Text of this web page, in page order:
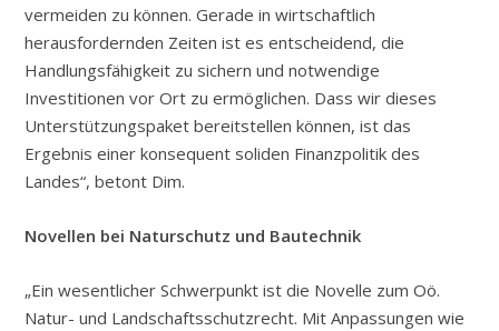
vermeiden zu können. Gerade in wirtschaftlich
herausfordernden Zeiten ist es entscheidend, die
Handlungsfähigkeit zu sichern und notwendige
Investitionen vor Ort zu ermöglichen. Dass wir dieses
Unterstützungspaket bereitstellen können, ist das
Ergebnis einer konsequent soliden Finanzpolitik des
Landes“, betont Dim.
Novellen bei Naturschutz und Bautechnik
„Ein wesentlicher Schwerpunkt ist die Novelle zum Oö.
Natur- und Landschaftsschutzrecht. Mit Anpassungen wie